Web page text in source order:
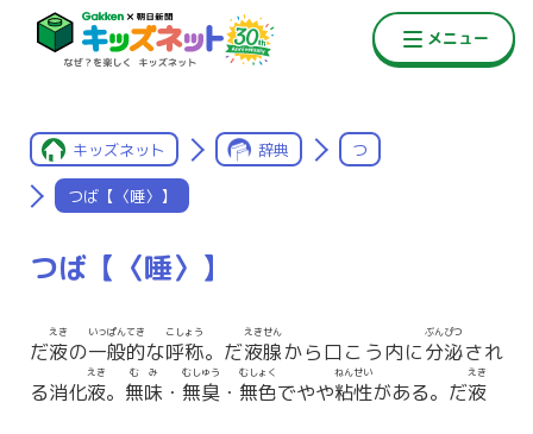
キッズネット 辞典 つ
つば【〈唾〉】
つば【〈唾〉】
だ液
えき
の一般的
いっぱんてき
な呼称
こしょう
。だ液腺
えきせん
から口こう内に分泌
ぶんぴつ
され
る消化液
えき
。 無味
むみ
・ 無臭
むしゅう
・ 無色
むしょく
でやや粘性
ねんせい
がある。だ液
えき